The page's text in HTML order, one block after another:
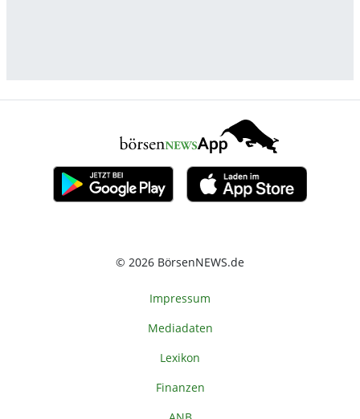
© 2026 BörsenNEWS.de
Impressum
Mediadaten
Lexikon
Finanzen